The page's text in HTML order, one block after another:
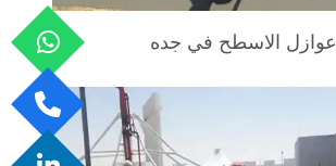
عوازل الاسطح في جده